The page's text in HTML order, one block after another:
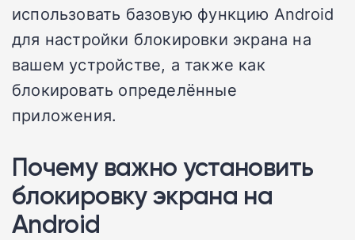
использовать базовую функцию Android
для настройки блокировки экрана на
вашем устройстве, а также как
блокировать определённые
приложения.
Почему важно установить
блокировку экрана на
Android